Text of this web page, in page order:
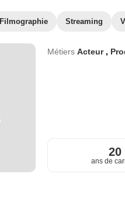
Filmographie Streaming
Métiers Acteur ,
20
ans de